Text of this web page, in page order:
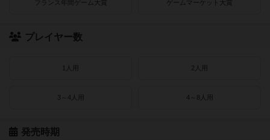
フランス年間ゲーム大賞 ゲームマーケット大賞
プレイヤー数
1人用 2人用
3～4人用 4～8人用
発売時期